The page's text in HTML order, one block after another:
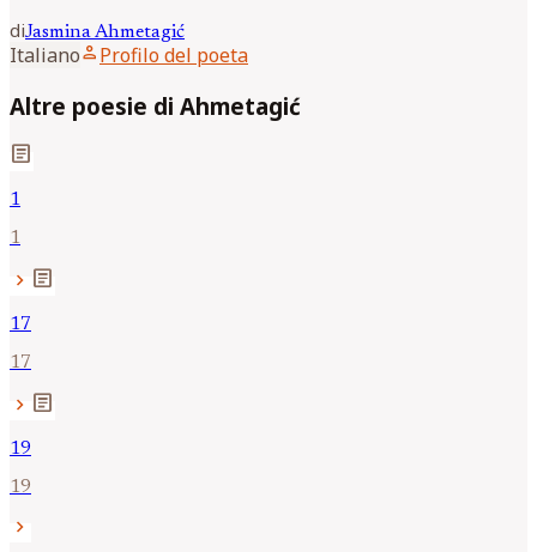
diJasminaAhmetagić
Italianoperson Profilo del poeta
Altre poesie di Ahmetagić
article
1
1
chevron_right article
17
17
chevron_right article
19
19
chevron_right